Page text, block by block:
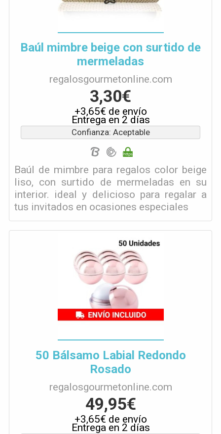
Baúl mimbre beige con surtido de
mermeladas
regalosgourmetonline.com
3,30€
+3,65€ de envío
Entrega en 2 días
Confianza: Aceptable
Baúl de mimbre para regalos color beige
liso, con surtido de mermeladas en su
interior. ideal y delicioso para regalar a
tus invitados en ocasiones especiales
50 Bálsamo Labial Redondo
Rosado
regalosgourmetonline.com
49,95€
+3,65€ de envío
Entrega en 2 días